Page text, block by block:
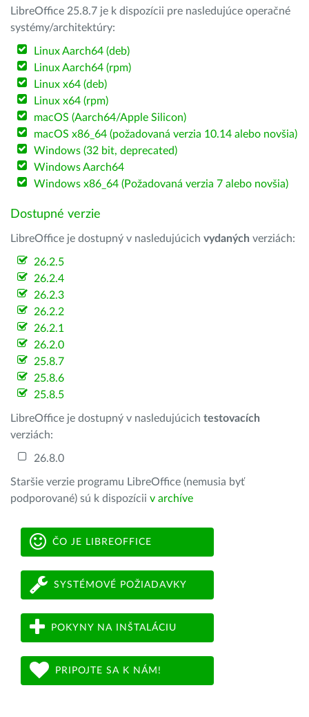
LibreOffice 25.8.7 je k dispozícii pre nasledujúce operačné
systémy/architektúry:
Linux Aarch64 (deb)
Linux Aarch64 (rpm)
Linux x64 (deb)
Linux x64 (rpm)
macOS (Aarch64/Apple Silicon)
macOS x86_64 (požadovaná verzia 10.14 alebo novšia)
Windows (32 bit, deprecated)
Windows Aarch64
Windows x86_64 (Požadovaná verzia 7 alebo novšia)
Dostupné verzie
LibreOffice je dostupný v nasledujúcich vydaných verziách:
26.2.5
26.2.4
26.2.3
26.2.2
26.2.1
26.2.0
25.8.7
25.8.6
25.8.5
LibreOffice je dostupný v nasledujúcich testovacích
verziách:
26.8.0
Staršie verzie programu LibreOffice (nemusia byť
podporované) sú k dispozícii v archíve
ČO JE LIBREOFFICE
SYSTÉMOVÉ POŽIADAVKY
POKYNY NA INŠTALÁCIU
PRIPOJTE SA K NÁM!